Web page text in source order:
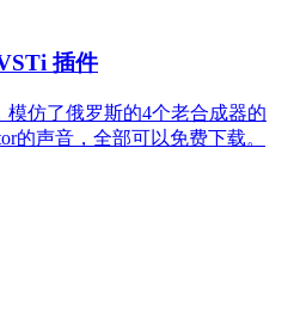
插件
模仿了俄罗斯的4个老合成器的
的声音，全部可以免费下载。